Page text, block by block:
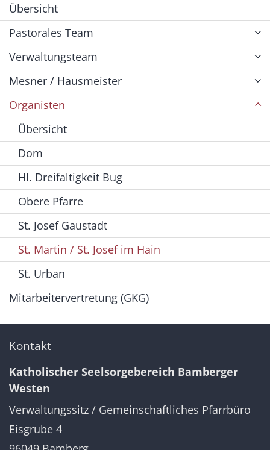
Übersicht
Pastorales Team
Verwaltungsteam
Mesner / Hausmeister
Organisten
Übersicht
Dom
Hl. Dreifaltigkeit Bug
Obere Pfarre
St. Josef Gaustadt
St. Martin / St. Josef im Hain
St. Urban
Mitarbeitervertretung (GKG)
Kontakt
Katholischer Seelsorgebereich Bamberger
Westen
Verwaltungssitz / Gemeinschaftliches Pfarrbüro
Eisgrube 4